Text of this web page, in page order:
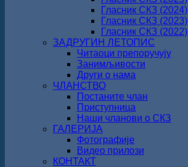
Гласник СКЗ (2024)
Гласник СКЗ (2023)
Гласник СКЗ (2022)
ЗАДРУГИН ЛЕТОПИС
Читаоци препоручују
Занимљивости
Други о нама
ЧЛАНСТВО
Постаните члан
Приступница
Наши чланови о СКЗ
ГАЛЕРИЈА
Фотографије
Видео прилози
КОНТАКТ